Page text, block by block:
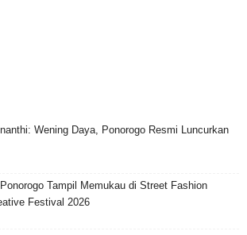
Wening Daya, Ponorogo Resmi Luncurkan
Tampil Memukau di Street Fashion
Festival 2026